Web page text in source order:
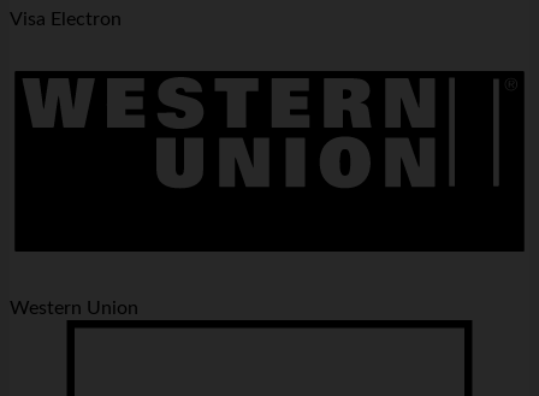
Visa Electron
Western Union